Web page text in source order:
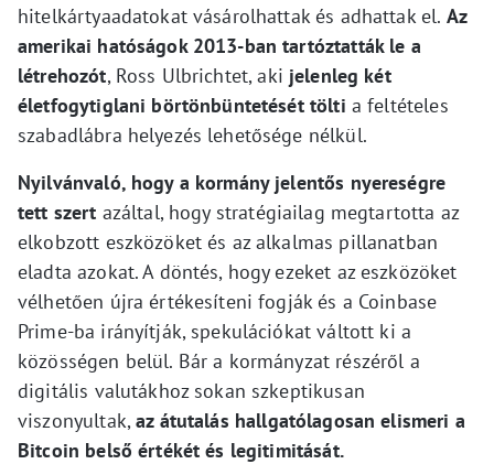
hitelkártyaadatokat vásárolhattak és adhattak el. Az
amerikai hatóságok 2013-ban tartóztatták le a
létrehozót, Ross Ulbrichtet, aki jelenleg két
életfogytiglani börtönbüntetését tölti a feltételes
szabadlábra helyezés lehetősége nélkül.
Nyilvánvaló, hogy a kormány jelentős nyereségre
tett szert azáltal, hogy stratégiailag megtartotta az
elkobzott eszközöket és az alkalmas pillanatban
eladta azokat. A döntés, hogy ezeket az eszközöket
vélhetően újra értékesíteni fogják és a Coinbase
Prime-ba irányítják, spekulációkat váltott ki a
közösségen belül. Bár a kormányzat részéről a
digitális valutákhoz sokan szkeptikusan
viszonyultak,az átutalás hallgatólagosan elismeri a
Bitcoin belső értékét és legitimitását.